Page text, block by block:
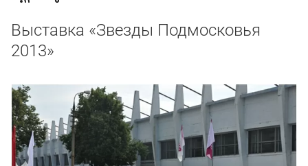
Выставка «Звезды Подмосковья
2013»